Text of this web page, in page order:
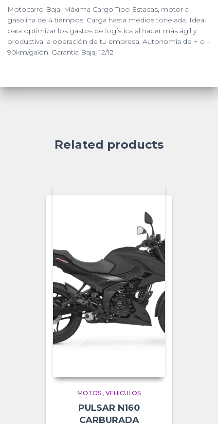
Motocarro Bajaj Máxima Cargo Tipo Estacas, motor a
gasolina de 4 tiempos. Carga hasta medios tonelada. Ideal
para optimizar los gastos de logística al hacer más ágil y
productiva la operación de tu empresa. Autonomía de + o –
90km/galón. Garantía Bajaj 12/12
Related products
MOTOS , VEHICULOS
PULSAR N160
CARBURADA